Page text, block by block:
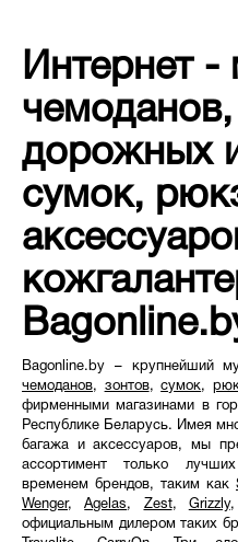
Интернет -
чемоданов,
дорожных
сумок,
Bagonline.by – крупнейший
чемоданов, зонтов,сумок,
фирменными магазинами в
Республике Беларусь. Имея
багажа и аксессуаров, мы
ассортимент только
временем брендов, таким как
Wenger,Agelas, Zest, Grizzly
официальным дилером таких